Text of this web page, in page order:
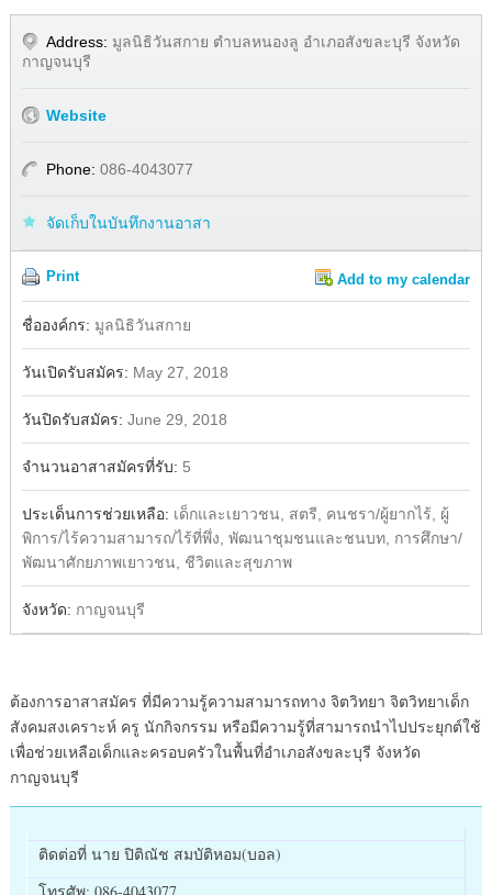
Address: มูลนิธิวันสกาย ตำบลหนองลู อำเภอสังขละบุรี จังหวัด
กาญจนบุรี
Website
Phone: 086-4043077
จัดเก็บในบันทึกงานอาสา
Print Add to my calendar
Facebook
ชื่อองค์กร: มูลนิธิวันสกาย
วันเปิดรับสมัคร: May 27, 2018
วันปิดรับสมัคร: June 29, 2018
จำนวนอาสาสมัครที่รับ: 5
ประเด็นการช่วยเหลือ: เด็กและเยาวชน, สตรี, คนชรา/ผู้ยากไร้, ผู้
พิการ/ไร้ความสามารถ/ไร้ที่พึ่ง, พัฒนาชุมชนและชนบท, การศึกษา/
พัฒนาศักยภาพเยาวชน, ชีวิตและสุขภาพ
จังหวัด: กาญจนบุรี
ต้องการอาสาสมัคร ที่มีความรู้ความสามารถทาง จิตวิทยา จิตวิทยาเด็ก
สังคมสงเคราะห์ ครู นักกิจกรรม หรือมีความรู้ที่สามารถนำไปประยุกต์ใช้
เพื่อช่วยเหลือเด็กและครอบครัวในพื้นที่อำเภอสังขละบุรี จังหวัด
กาญจนบุรี
ติดต่อที่ นาย ปิติณัช สมบัติหอม(บอล)